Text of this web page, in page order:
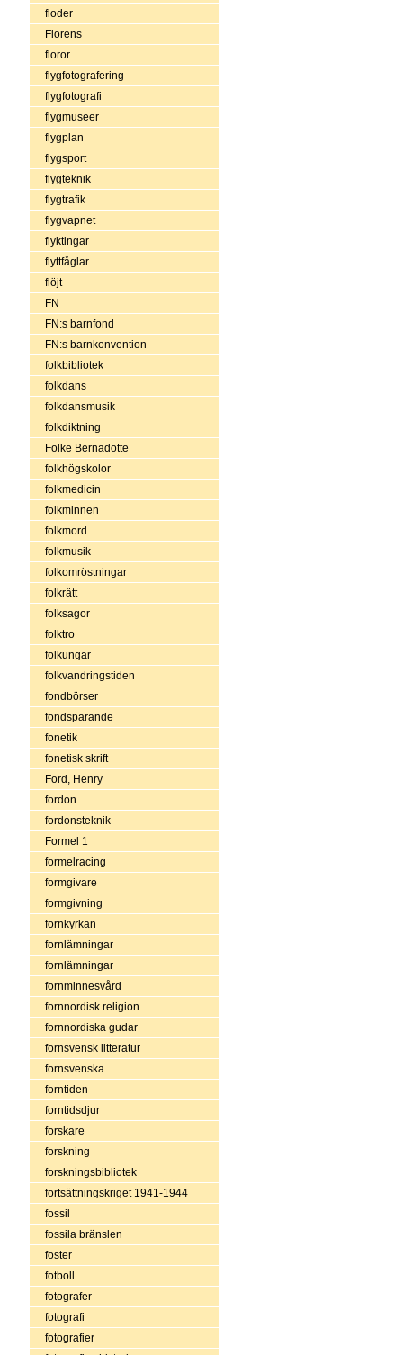
floder
Florens
floror
flygfotografering
flygfotografi
flygmuseer
flygplan
flygsport
flygteknik
flygtrafik
flygvapnet
flyktingar
flyttfåglar
flöjt
FN
FN:s barnfond
FN:s barnkonvention
folkbibliotek
folkdans
folkdansmusik
folkdiktning
Folke Bernadotte
folkhögskolor
folkmedicin
folkminnen
folkmord
folkmusik
folkomröstningar
folkrätt
folksagor
folktro
folkungar
folkvandringstiden
fondbörser
fondsparande
fonetik
fonetisk skrift
Ford, Henry
fordon
fordonsteknik
Formel 1
formelracing
formgivare
formgivning
fornkyrkan
fornlämningar
fornlämningar
fornminnesvård
fornnordisk religion
fornnordiska gudar
fornsvensk litteratur
fornsvenska
forntiden
forntidsdjur
forskare
forskning
forskningsbibliotek
fortsättningskriget 1941-1944
fossil
fossila bränslen
foster
fotboll
fotografer
fotografi
fotografier